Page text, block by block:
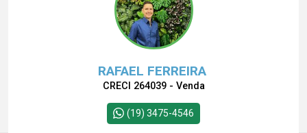
RAFAEL FERREIRA
CRECI 264039 - Venda
(19) 3475-4546